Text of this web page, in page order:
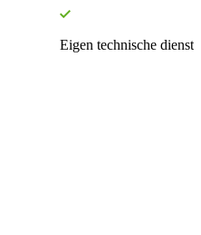
Eigen technische dienst